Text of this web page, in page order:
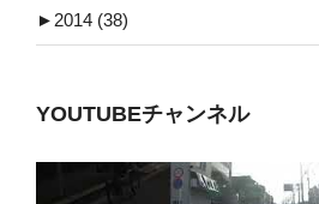
► 2014 (38)
YOUTUBEチャンネル